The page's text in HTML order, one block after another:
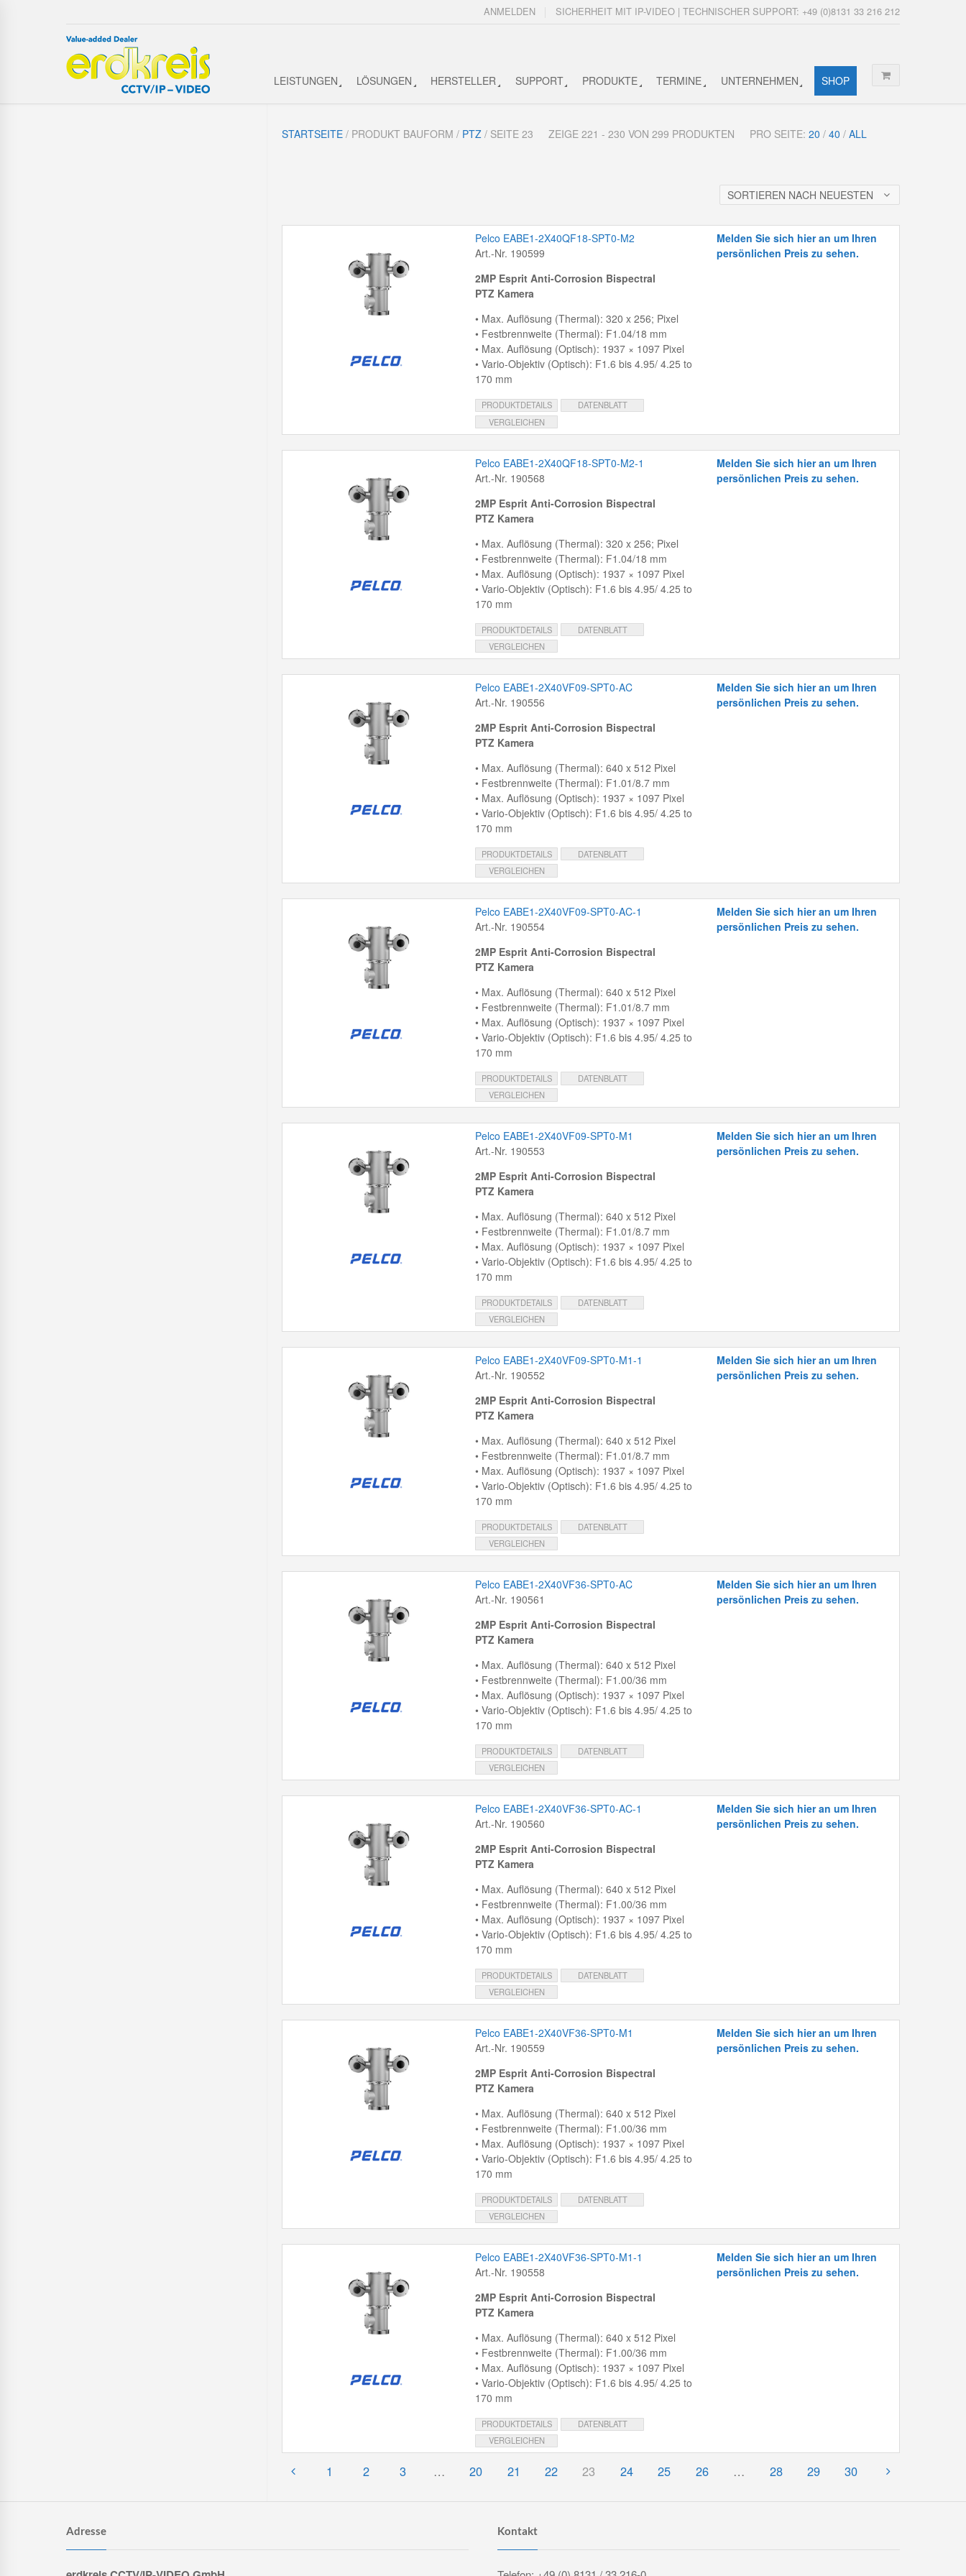
SICHERHEIT MIT IP-VIDEO | TECHNISCHER SUPPORT: +49 (0)8131 33 216 212
ANMELDEN
LEISTUNGEN LÖSUNGEN HERSTELLER SUPPORT PRODUKTE TERMINE UNTERNEHMEN SHOP
STARTSEITE / PRODUKT BAUFORM / PTZ / SEITE 23 ZEIGE 221 - 230 VON 299 PRODUKTEN PRO SEITE: 20 / 40 / ALL
SORTIEREN NACH NEUESTEN
Pelco EABE1-2X40QF18-SPT0-M2
Art.-Nr. 190599
2MP Esprit Anti-Corrosion Bispectral
PTZ Kamera
• Max. Auflösung (Thermal): 320 x 256; Pixel
• Festbrennweite (Thermal): F1.04/18 mm
• Max. Auflösung (Optisch): 1937 × 1097 Pixel
• Vario-Objektiv (Optisch): F1.6 bis 4.95/ 4.25 to
170 mm
PRODUKTDETAILS
DATENBLATT
VERGLEICHEN
Melden Sie sich hier an um Ihren
persönlichen Preis zu sehen.
Pelco EABE1-2X40QF18-SPT0-M2-1
Art.-Nr. 190568
2MP Esprit Anti-Corrosion Bispectral
PTZ Kamera
• Max. Auflösung (Thermal): 320 x 256; Pixel
• Festbrennweite (Thermal): F1.04/18 mm
• Max. Auflösung (Optisch): 1937 × 1097 Pixel
• Vario-Objektiv (Optisch): F1.6 bis 4.95/ 4.25 to
170 mm
PRODUKTDETAILS
DATENBLATT
VERGLEICHEN
Melden Sie sich hier an um Ihren
persönlichen Preis zu sehen.
Pelco EABE1-2X40VF09-SPT0-AC
Art.-Nr. 190556
2MP Esprit Anti-Corrosion Bispectral
PTZ Kamera
• Max. Auflösung (Thermal): 640 x 512 Pixel
• Festbrennweite (Thermal): F1.01/8.7 mm
• Max. Auflösung (Optisch): 1937 × 1097 Pixel
• Vario-Objektiv (Optisch): F1.6 bis 4.95/ 4.25 to
170 mm
PRODUKTDETAILS
DATENBLATT
VERGLEICHEN
Melden Sie sich hier an um Ihren
persönlichen Preis zu sehen.
Pelco EABE1-2X40VF09-SPT0-AC-1
Art.-Nr. 190554
2MP Esprit Anti-Corrosion Bispectral
PTZ Kamera
• Max. Auflösung (Thermal): 640 x 512 Pixel
• Festbrennweite (Thermal): F1.01/8.7 mm
• Max. Auflösung (Optisch): 1937 × 1097 Pixel
• Vario-Objektiv (Optisch): F1.6 bis 4.95/ 4.25 to
170 mm
PRODUKTDETAILS
DATENBLATT
VERGLEICHEN
Melden Sie sich hier an um Ihren
persönlichen Preis zu sehen.
Pelco EABE1-2X40VF09-SPT0-M1
Art.-Nr. 190553
2MP Esprit Anti-Corrosion Bispectral
PTZ Kamera
• Max. Auflösung (Thermal): 640 x 512 Pixel
• Festbrennweite (Thermal): F1.01/8.7 mm
• Max. Auflösung (Optisch): 1937 × 1097 Pixel
• Vario-Objektiv (Optisch): F1.6 bis 4.95/ 4.25 to
170 mm
PRODUKTDETAILS
DATENBLATT
VERGLEICHEN
Melden Sie sich hier an um Ihren
persönlichen Preis zu sehen.
Pelco EABE1-2X40VF09-SPT0-M1-1
Art.-Nr. 190552
2MP Esprit Anti-Corrosion Bispectral
PTZ Kamera
• Max. Auflösung (Thermal): 640 x 512 Pixel
• Festbrennweite (Thermal): F1.01/8.7 mm
• Max. Auflösung (Optisch): 1937 × 1097 Pixel
• Vario-Objektiv (Optisch): F1.6 bis 4.95/ 4.25 to
170 mm
PRODUKTDETAILS
DATENBLATT
VERGLEICHEN
Melden Sie sich hier an um Ihren
persönlichen Preis zu sehen.
Pelco EABE1-2X40VF36-SPT0-AC
Art.-Nr. 190561
2MP Esprit Anti-Corrosion Bispectral
PTZ Kamera
• Max. Auflösung (Thermal): 640 x 512 Pixel
• Festbrennweite (Thermal): F1.00/36 mm
• Max. Auflösung (Optisch): 1937 × 1097 Pixel
• Vario-Objektiv (Optisch): F1.6 bis 4.95/ 4.25 to
170 mm
PRODUKTDETAILS
DATENBLATT
VERGLEICHEN
Melden Sie sich hier an um Ihren
persönlichen Preis zu sehen.
Pelco EABE1-2X40VF36-SPT0-AC-1
Art.-Nr. 190560
2MP Esprit Anti-Corrosion Bispectral
PTZ Kamera
• Max. Auflösung (Thermal): 640 x 512 Pixel
• Festbrennweite (Thermal): F1.00/36 mm
• Max. Auflösung (Optisch): 1937 × 1097 Pixel
• Vario-Objektiv (Optisch): F1.6 bis 4.95/ 4.25 to
170 mm
PRODUKTDETAILS
DATENBLATT
VERGLEICHEN
Melden Sie sich hier an um Ihren
persönlichen Preis zu sehen.
Pelco EABE1-2X40VF36-SPT0-M1
Art.-Nr. 190559
2MP Esprit Anti-Corrosion Bispectral
PTZ Kamera
• Max. Auflösung (Thermal): 640 x 512 Pixel
• Festbrennweite (Thermal): F1.00/36 mm
• Max. Auflösung (Optisch): 1937 × 1097 Pixel
• Vario-Objektiv (Optisch): F1.6 bis 4.95/ 4.25 to
170 mm
PRODUKTDETAILS
DATENBLATT
VERGLEICHEN
Melden Sie sich hier an um Ihren
persönlichen Preis zu sehen.
Pelco EABE1-2X40VF36-SPT0-M1-1
Art.-Nr. 190558
2MP Esprit Anti-Corrosion Bispectral
PTZ Kamera
• Max. Auflösung (Thermal): 640 x 512 Pixel
• Festbrennweite (Thermal): F1.00/36 mm
• Max. Auflösung (Optisch): 1937 × 1097 Pixel
• Vario-Objektiv (Optisch): F1.6 bis 4.95/ 4.25 to
170 mm
PRODUKTDETAILS
DATENBLATT
VERGLEICHEN
Melden Sie sich hier an um Ihren
persönlichen Preis zu sehen.
1 2 3 … 20 21 22 23 24 25 26 … 28 29 30
Adresse Kontakt